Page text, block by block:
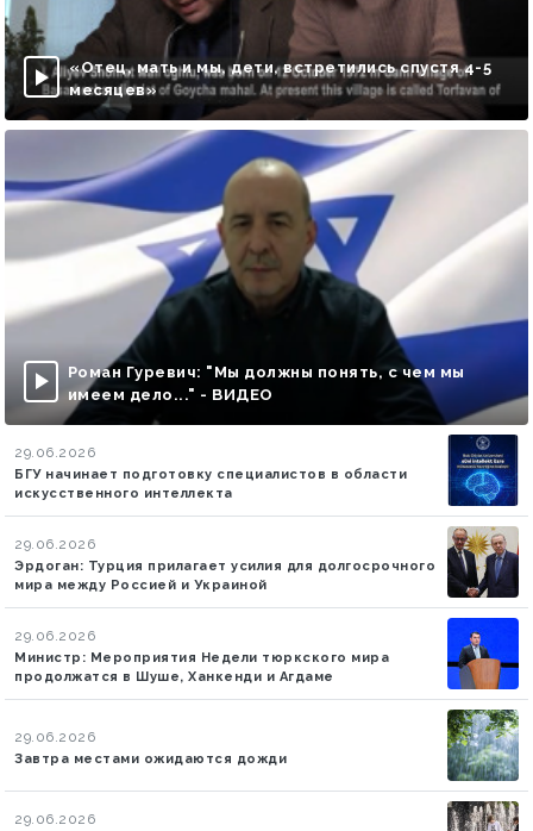
«Отец, мать и мы, дети, встретились спустя 4-5
месяцев»
Роман Гуревич: "Мы должны понять, с чем мы
имеем дело..." - ВИДЕО
29.06.2026
БГУ начинает подготовку специалистов в области
искусственного интеллекта
29.06.2026
Эрдоган: Турция прилагает усилия для долгосрочного
мира между Россией и Украиной
29.06.2026
Министр: Мероприятия Недели тюркского мира
продолжатся в Шуше, Ханкенди и Агдаме
29.06.2026
Завтра местами ожидаются дожди
29.06.2026